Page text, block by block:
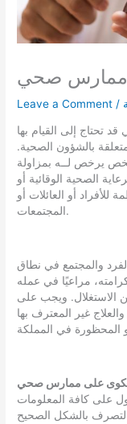
ممارس صحي
Leave a Comment /
قد تحتاج إلى القيام بها
بالشؤون الصحية.
يرخص لــه بمزاولة
الصحية الوقائية أو
للأفراد أو العائلات أو
المجتمعات.
والمجتمع في نطاق
مراعيًا في عمله
عن الاستغلال. ويجب على
غير المعترف بها
على ممارس صحي
على كافة المعلومات